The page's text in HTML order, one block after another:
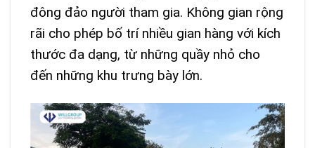
đông đảo người tham gia. Không gian rộng
rãi cho phép bố trí nhiều gian hàng với kích
thước đa dạng, từ những quầy nhỏ cho
đến những khu trưng bày lớn.